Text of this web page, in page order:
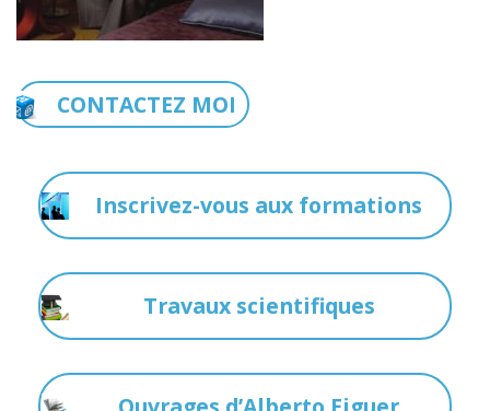
CONTACTEZ MOI
Inscrivez-vous aux formations
Travaux scientifiques